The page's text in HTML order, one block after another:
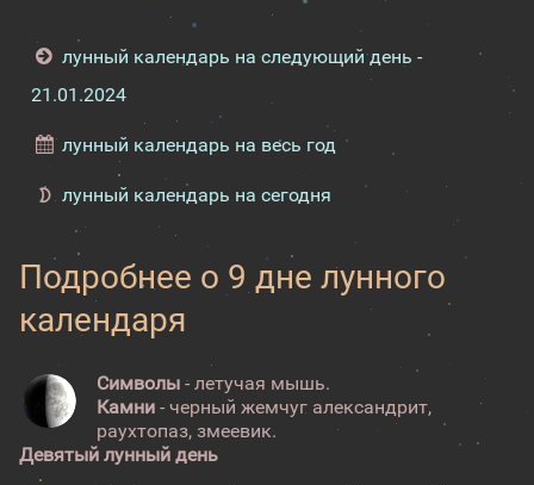
лунный календарь на следующий день -
21.01.2024
лунный календарь на весь год
лунный календарь на сегодня
Подробнее о 9 дне лунного
календаря
Символы - летучая мышь.
Камни - черный жемчуг александрит,
раухтопаз, змеевик.
Девятый лунный день